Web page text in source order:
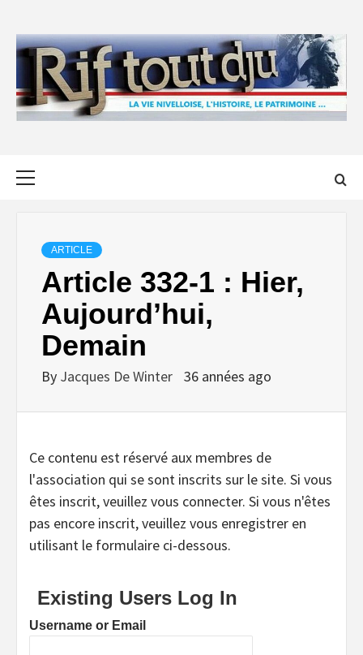
content
ARTICLE
Article 332-1 : Hier,
Aujourd’hui,
Demain
By Jacques De Winter 36 années ago
Ce contenu est réservé aux membres de
l'association qui se sont inscrits sur le site. Si vous
êtes inscrit, veuillez vous connecter. Si vous n'êtes
pas encore inscrit, veuillez vous enregistrer en
utilisant le formulaire ci-dessous.
Existing Users Log In
Username or Email